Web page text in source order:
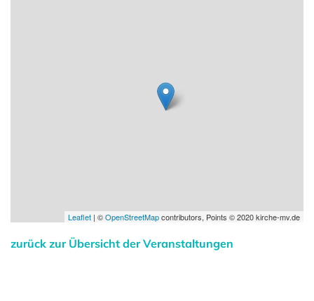
Leaflet | ©OpenStreetMapcontributors, Points © 2020 kirche-mv.de
zurück zur Übersicht der Veranstaltungen